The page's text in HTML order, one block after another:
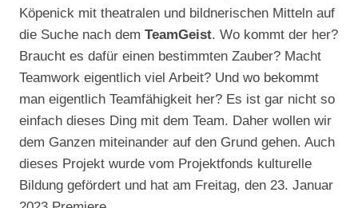
Köpenick mit theatralen und bildnerischen Mitteln auf
die Suche nach dem TeamGeist. Wo kommt der her?
Braucht es dafür einen bestimmten Zauber? Macht
Teamwork eigentlich viel Arbeit? Und wo bekommt
man eigentlich Teamfähigkeit her? Es ist gar nicht so
einfach dieses Ding mit dem Team. Daher wollen wir
dem Ganzen miteinander auf den Grund gehen. Auch
dieses Projekt wurde vom Projektfonds kulturelle
Bildung gefördert und hat am Freitag, den 23. Januar